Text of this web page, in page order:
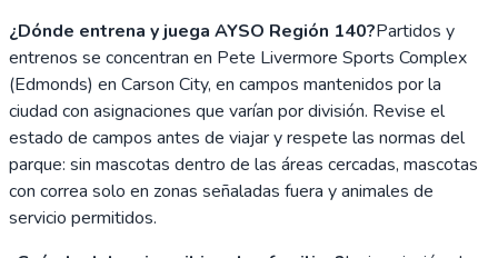
¿Dónde entrena y juega AYSO Región 140?Partidos y
entrenos se concentran en Pete Livermore Sports Complex
(Edmonds) en Carson City, en campos mantenidos por la
ciudad con asignaciones que varían por división. Revise el
estado de campos antes de viajar y respete las normas del
parque: sin mascotas dentro de las áreas cercadas, mascotas
con correa solo en zonas señaladas fuera y animales de
servicio permitidos.